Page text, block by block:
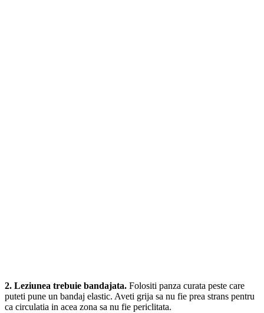
2. Leziunea trebuie bandajata. Folositi panza curata peste care
puteti pune un bandaj elastic. Aveti grija sa nu fie prea strans pentru
ca circulatia in acea zona sa nu fie periclitata.